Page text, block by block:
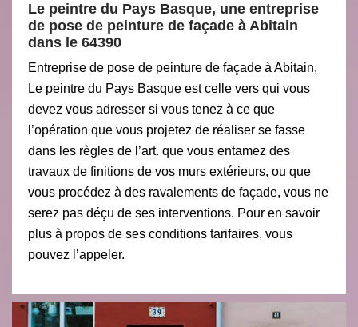
Le peintre du Pays Basque, une entreprise
de pose de peinture de façade à Abitain
dans le 64390
Entreprise de pose de peinture de façade à Abitain,
Le peintre du Pays Basque est celle vers qui vous
devez vous adresser si vous tenez à ce que
l’opération que vous projetez de réaliser se fasse
dans les règles de l’art. que vous entamez des
travaux de finitions de vos murs extérieurs, ou que
vous procédez à des ravalements de façade, vous ne
serez pas déçu de ses interventions. Pour en savoir
plus à propos de ses conditions tarifaires, vous
pouvez l’appeler.